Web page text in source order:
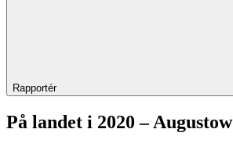
Rapportér
På landet i 2020 – Augustow